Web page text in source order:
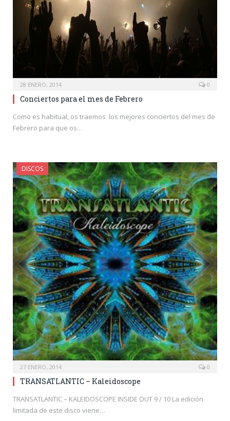
28 ENERO, 2014 0
Conciertos para el mes de Febrero
Como es habitual, os traemos los mejores conciertos del mes de
Febrero para que os…
DISCOS
27 ENERO, 2014 0
TRANSATLANTIC – Kaleidoscope
TRANSATLANTIC – KALEIDOSCOPE INSIDE OUT 9 / 10 La edición
limitada de este disco viene…